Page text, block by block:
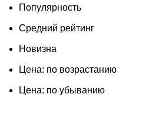
Популярность
Средний рейтинг
Новизна
Цена: по возрастанию
Цена: по убыванию